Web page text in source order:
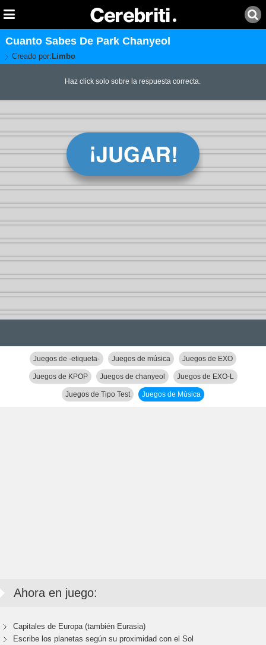
Cuanto Sabes De Park Chanyeol
Creado por: Limbo
Haz click solo sobre la respuesta correcta.
Juegos de -etiqueta- Juegos de música Juegos de EXO
Juegos de KPOP Juegos de chanyeol Juegos de EXO-L
Juegos de Tipo Test Juegos de Música
Ahora en juego:
Capitales de Europa (también Eurasia)
Escribe los planetas según su proximidad con el Sol